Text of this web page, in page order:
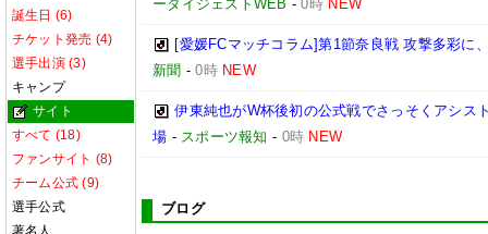
誕生日 (6)
チケット発売 (4)
選手出演 (3)
キャンプ
サイト
すべて (18)
ファンサイト (8)
チーム公式 (9)
選手公式
著名人
ーダイジェストWEB -0時 NEW
[愛媛FCマッチコラム]第1節奈良戦 攻撃多彩に
新聞 -0時 NEW
伊東純也がW杯後初の公式戦でさっそくアシス
場 - スポーツ報知 - 0時 NEW
ブログ